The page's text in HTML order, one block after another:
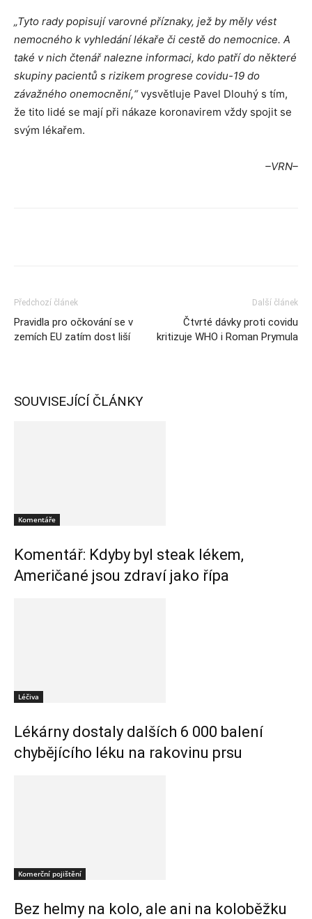
„Tyto rady popisují varovné příznaky, jež by měly vést
nemocného k vyhledání lékaře či cestě do nemocnice. A
také v nich čtenář nalezne informaci, kdo patří do některé
skupiny pacientů s rizikem progrese covidu-19 do
závažného onemocnění,“vysvětluje Pavel Dlouhý s tím,
že tito lidé se mají při nákaze koronavirem vždy spojit se
svým lékařem.
–VRN–
Předchozí článek
Pravidla pro očkování se v
zemích EU zatím dost liší
Další článek
Čtvrté dávky proti covidu
kritizuje WHO i Roman Prymula
SOUVISEJÍCÍ ČLÁNKY
Komentáře
Komentář: Kdyby byl steak lékem,
Američané jsou zdraví jako řípa
Léčiva
Lékárny dostaly dalších 6 000 balení
chybějícího léku na rakovinu prsu
Komerční pojištění
Bez helmy na kolo, ale ani na koloběžku